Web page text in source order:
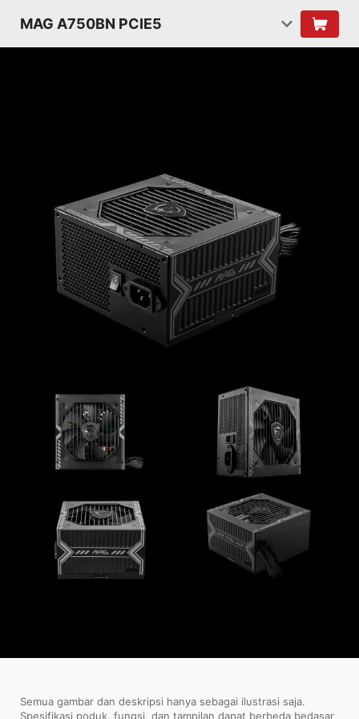
MAG A750BN PCIE5
Semua gambar dan deskripsi hanya sebagai ilustrasi saja.
Spesifikasi poduk, fungsi, dan tampilan dapat berbeda bedasar